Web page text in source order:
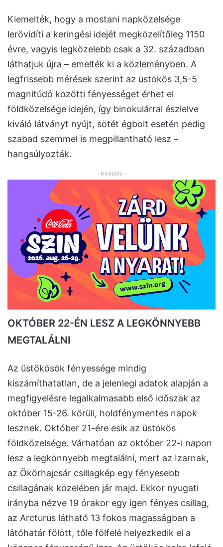
Kiemelték, hogy a mostani napközelsége
lerövidíti a keringési idejét megközelítőleg 1150
évre, vagyis legközelebb csak a 32. században
láthatjuk újra – emelték ki a közleményben. A
legfrissebb mérések szerint az üstökös 3,5-5
magnitúdó közötti fényességet érhet el
földközelsége idején, így binokulárral észlelve
kiváló látványt nyújt, sötét égbolt esetén pedig
szabad szemmel is megpillantható lesz –
hangsúlyozták.
- Hirdetés -
OKTÓBER 22-ÉN LESZ A LEGKÖNNYEBB
MEGTALÁLNI
Az üstökösök fényessége mindig
kiszámíthatatlan, de a jelenlegi adatok alapján a
megfigyelésre legalkalmasabb első időszak az
október 15-26. körüli, holdfénymentes napok
lesznek. Október 21-ére esik az üstökös
földközelsége. Várhatóan az október 22-i napon
lesz a legkönnyebb megtalálni, mert az Izarnak,
az Ökörhajcsár csillagkép egy fényesebb
csillagának közelében jár majd. Ekkor nyugati
irányba nézve 19 órakor egy igen fényes csillag,
az Arcturus látható 13 fokos magasságban a
látóhatár fölött, tőle fölfelé helyezkedik el a